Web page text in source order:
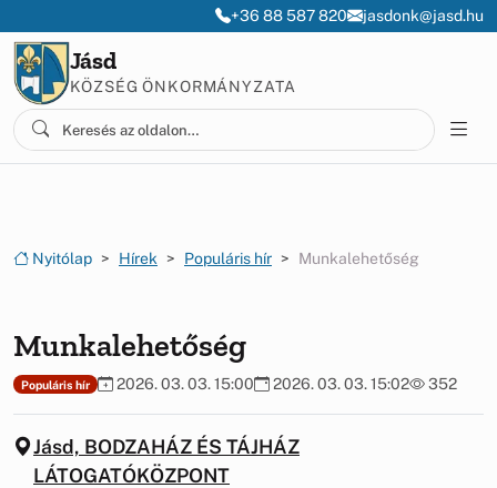
+36 88 587 820 jasdonk@jasd.hu
Jásd
KÖZSÉG ÖNKORMÁNYZATA
Nyitólap Hírek Populáris hír Munkalehetőség
Munkalehetőség
Populáris hír 2026. 03. 03. 15:00 2026. 03. 03. 15:02 352
Jásd, BODZAHÁZ ÉS TÁJHÁZ
LÁTOGATÓKÖZPONT